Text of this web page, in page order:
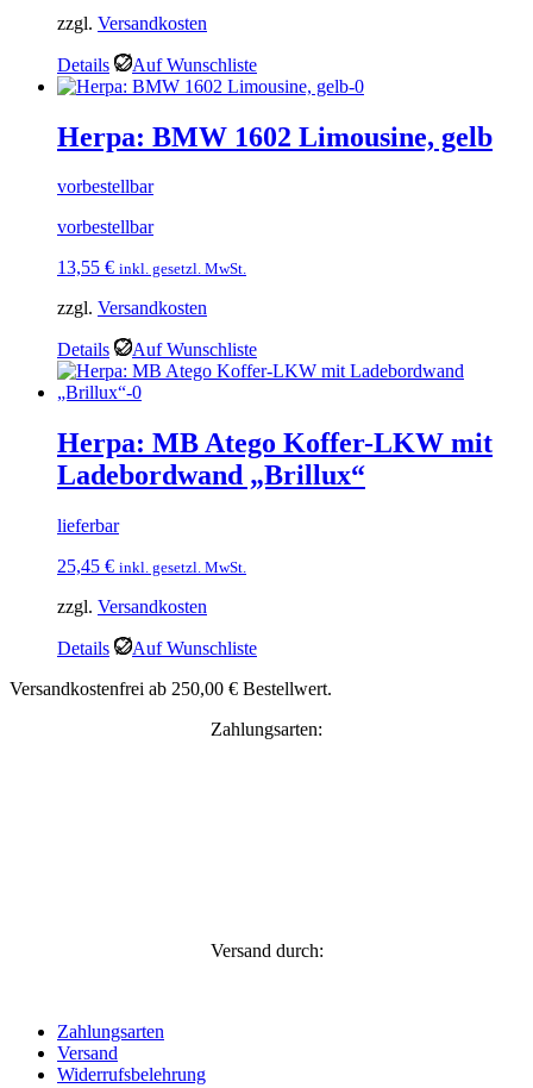
zzgl. Versandkosten
Details Auf Wunschliste
Herpa: BMW 1602 Limousine, gelb
vorbestellbar
vorbestellbar
13,55 € inkl. gesetzl. MwSt.
zzgl. Versandkosten
Details Auf Wunschliste
Herpa: MB Atego Koffer-LKW mit
Ladebordwand „Brillux“
lieferbar
25,45 € inkl. gesetzl. MwSt.
zzgl. Versandkosten
Details
Auf Wunschliste
Versandkostenfrei ab 250,00 € Bestellwert.
Zahlungsarten:
Versand durch:
Zahlungsarten
Versand
Widerrufsbelehrung